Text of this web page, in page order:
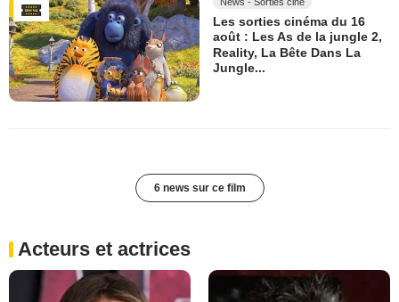
Les sorties cinéma du 16
août : Les As de la jungle 2,
Reality, La Bête Dans La
Jungle...
6 news sur ce film
Acteurs et actrices